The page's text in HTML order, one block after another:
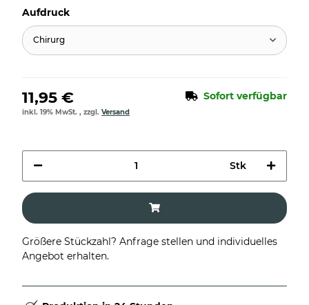
Aufdruck
Chirurg
11,95 € Sofort verfügbar
inkl. 19% MwSt. , zzgl. Versand
Stk
Größere Stückzahl? Anfrage stellen und individuelles
Angebot erhalten.